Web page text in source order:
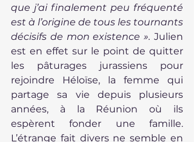
que j’ai finalement peu fréquenté
est à l’origine de tous les tournants
décisifs de mon existence ». Julien
est en effet sur le point de quitter
les pâturages jurassiens pour
rejoindre Héloïse, la femme qui
partage sa vie depuis plusieurs
années, à la Réunion où ils
espèrent fonder une famille.
L’étrange fait divers ne semble en